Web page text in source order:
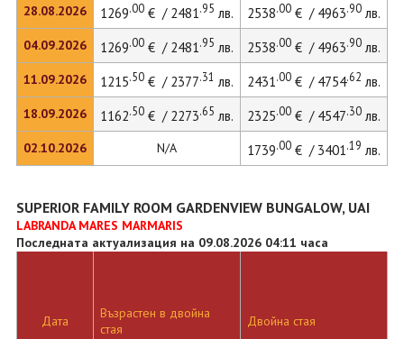
28.08.2026
04.09.2026
11.09.2026
18.09.2026
02.10.2026
1269.00€ / 2481.95 лв. 2538.00€ / 4963.90лв.
1269.00€ / 2481.95 лв. 2538.00€ / 4963.90лв.
1215.50€ / 2377.31 лв. 2431.00€ / 4754.62 лв.
1162.50€ / 2273.65 лв. 2325.00€ / 4547.30лв.
N/A 1739.00€ / 3401.19 лв.
SUPERIOR FAMILY ROOM GARDENVIEW BUNGALOW, UAI
LABRANDA MARES MARMARIS
Последната актуализация на 09.08.2026 04:11 часа
Дата
Възрастен в двойна
стая
Двойна стая